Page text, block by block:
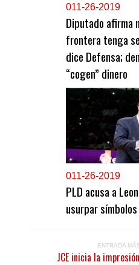
011-26-2019
Diputado afirma
frontera tenga
dice Defensa;
“cogen” dinero
011-26-2019
PLD acusa a
usurpar
ENTRADA
JCE inicia la